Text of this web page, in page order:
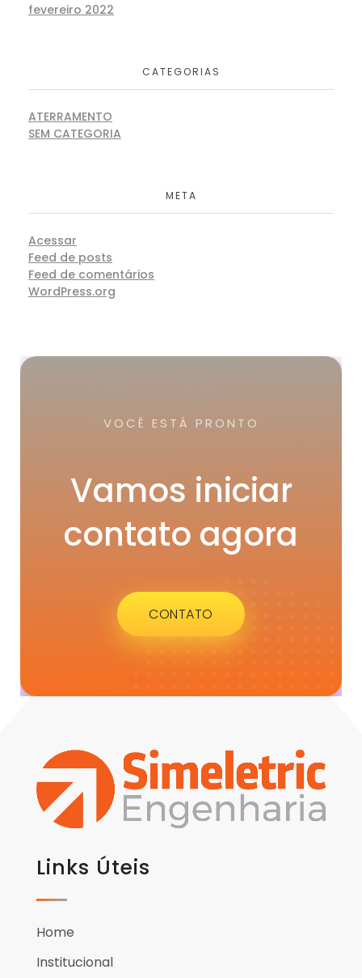
fevereiro 2022
CATEGORIAS
ATERRAMENTO
SEM CATEGORIA
META
Acessar
Feed de posts
Feed de comentários
WordPress.org
VOCÊ ESTÁ PRONTO
Vamos iniciar
contato agora
CONTATO
Links Úteis
Home
Institucional